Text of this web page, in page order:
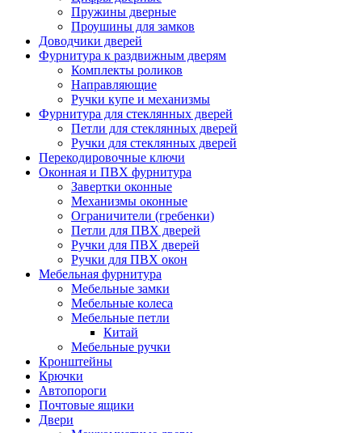
Пружины дверные
Проушины для замков
Доводчики дверей
Фурнитура к раздвижным дверям
Комплекты роликов
Направляющие
Ручки купе и механизмы
Фурнитура для стеклянных дверей
Петли для стеклянных дверей
Ручки для стеклянных дверей
Перекодировочные ключи
Оконная и ПВХ фурнитура
Завертки оконные
Механизмы оконные
Ограничители (гребенки)
Петли для ПВХ дверей
Ручки для ПВХ дверей
Ручки для ПВХ окон
Мебельная фурнитура
Мебельные замки
Мебельные колеса
Мебельные петли
Китай
Мебельные ручки
Кронштейны
Крючки
Автопороги
Почтовые ящики
Двери